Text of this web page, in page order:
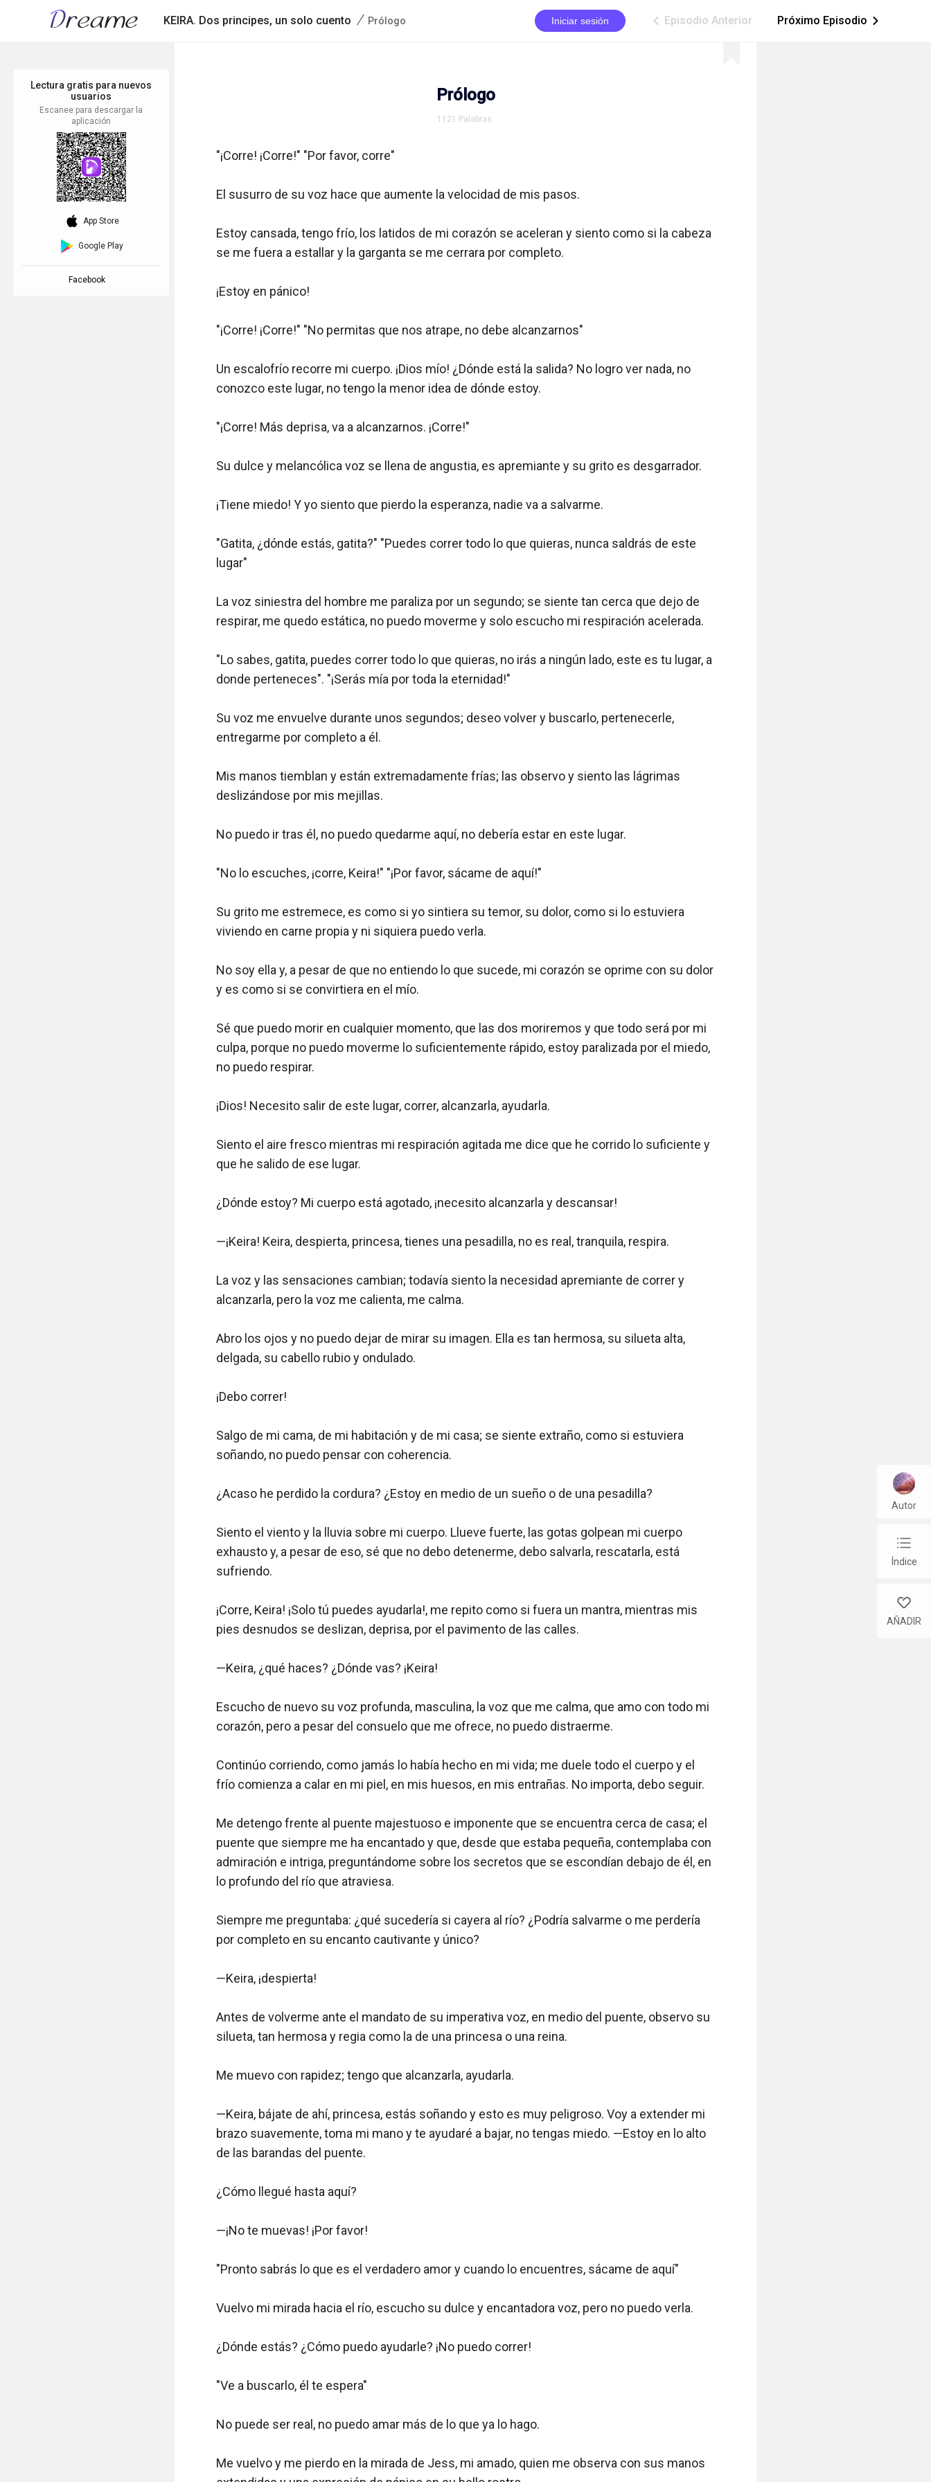
KEIRA. Dos principes, un solo cuento / Prólogo Iniciar sesión ic_arrow_left Episodio Anterior Próximo Episodio ic_arrow_right
Prólogo
1121 Palabras
"¡Corre! ¡Corre!" "Por favor, corre"
El susurro de su voz hace que aumente la velocidad de mis pasos.
Estoy cansada, tengo frío, los latidos de mi corazón se aceleran y siento como si la cabeza
se me fuera a estallar y la garganta se me cerrara por completo.
¡Estoy en pánico!
"¡Corre! ¡Corre!" "No permitas que nos atrape, no debe alcanzarnos"
Un escalofrío recorre mi cuerpo. ¡Dios mío! ¿Dónde está la salida? No logro ver nada, no
conozco este lugar, no tengo la menor idea de dónde estoy.
"¡Corre! Más deprisa, va a alcanzarnos. ¡Corre!"
Su dulce y melancólica voz se llena de angustia, es apremiante y su grito es desgarrador.
¡Tiene miedo! Y yo siento que pierdo la esperanza, nadie va a salvarme.
"Gatita, ¿dónde estás, gatita?" "Puedes correr todo lo que quieras, nunca saldrás de este
lugar"
La voz siniestra del hombre me paraliza por un segundo; se siente tan cerca que dejo de
respirar, me quedo estática, no puedo moverme y solo escucho mi respiración acelerada.
"Lo sabes, gatita, puedes correr todo lo que quieras, no irás a ningún lado, este es tu lugar, a
donde perteneces". "¡Serás mía por toda la eternidad!"
Su voz me envuelve durante unos segundos; deseo volver y buscarlo, pertenecerle,
entregarme por completo a él.
Mis manos tiemblan y están extremadamente frías; las observo y siento las lágrimas
deslizándose por mis mejillas.
No puedo ir tras él, no puedo quedarme aquí, no debería estar en este lugar.
"No lo escuches, ¡corre, Keira!" "¡Por favor, sácame de aquí!"
Su grito me estremece, es como si yo sintiera su temor, su dolor, como si lo estuviera
viviendo en carne propia y ni siquiera puedo verla.
No soy ella y, a pesar de que no entiendo lo que sucede, mi corazón se oprime con su dolor
y es como si se convirtiera en el mío.
Sé que puedo morir en cualquier momento, que las dos moriremos y que todo será por mi
culpa, porque no puedo moverme lo suficientemente rápido, estoy paralizada por el miedo,
no puedo respirar.
¡Dios! Necesito salir de este lugar, correr, alcanzarla, ayudarla.
Siento el aire fresco mientras mi respiración agitada me dice que he corrido lo suficiente y
que he salido de ese lugar.
¿Dónde estoy? Mi cuerpo está agotado, ¡necesito alcanzarla y descansar!
—¡Keira! Keira, despierta, princesa, tienes una pesadilla, no es real, tranquila, respira.
La voz y las sensaciones cambian; todavía siento la necesidad apremiante de correr y
alcanzarla, pero la voz me calienta, me calma.
Abro los ojos y no puedo dejar de mirar su imagen. Ella es tan hermosa, su silueta alta,
delgada, su cabello rubio y ondulado.
¡Debo correr!
Salgo de mi cama, de mi habitación y de mi casa; se siente extraño, como si estuviera
soñando, no puedo pensar con coherencia.
¿Acaso he perdido la cordura? ¿Estoy en medio de un sueño o de una pesadilla?
Siento el viento y la lluvia sobre mi cuerpo. Llueve fuerte, las gotas golpean mi cuerpo
exhausto y, a pesar de eso, sé que no debo detenerme, debo salvarla, rescatarla, está
sufriendo.
¡Corre, Keira! ¡Solo tú puedes ayudarla!, me repito como si fuera un mantra, mientras mis
pies desnudos se deslizan, deprisa, por el pavimento de las calles.
—Keira, ¿qué haces? ¿Dónde vas? ¡Keira!
Escucho de nuevo su voz profunda, masculina, la voz que me calma, que amo con todo mi
corazón, pero a pesar del consuelo que me ofrece, no puedo distraerme.
Continúo corriendo, como jamás lo había hecho en mi vida; me duele todo el cuerpo y el
frío comienza a calar en mi piel, en mis huesos, en mis entrañas. No importa, debo seguir.
Me detengo frente al puente majestuoso e imponente que se encuentra cerca de casa; el
puente que siempre me ha encantado y que, desde que estaba pequeña, contemplaba con
admiración e intriga, preguntándome sobre los secretos que se escondían debajo de él, en
lo profundo del río que atraviesa.
Siempre me preguntaba: ¿qué sucedería si cayera al río? ¿Podría salvarme o me perdería
por completo en su encanto cautivante y único?
—Keira, ¡despierta!
Antes de volverme ante el mandato de su imperativa voz, en medio del puente, observo su
silueta, tan hermosa y regia como la de una princesa o una reina.
Me muevo con rapidez; tengo que alcanzarla, ayudarla.
—Keira, bájate de ahí, princesa, estás soñando y esto es muy peligroso. Voy a extender mi
brazo suavemente, toma mi mano y te ayudaré a bajar, no tengas miedo. —Estoy en lo alto
de las barandas del puente.
¿Cómo llegué hasta aquí?
—¡No te muevas! ¡Por favor!
"Pronto sabrás lo que es el verdadero amor y cuando lo encuentres, sácame de aquí"
Vuelvo mi mirada hacia el río, escucho su dulce y encantadora voz, pero no puedo verla.
¿Dónde estás? ¿Cómo puedo ayudarle? ¡No puedo correr!
"Ve a buscarlo, él te espera"
No puede ser real, no puedo amar más de lo que ya lo hago.
Me vuelvo y me pierdo en la mirada de Jess, mi amado, quien me observa con sus manos
Lectura gratis para nuevos
usuarios
Escanee para descargar la
aplicación
download_ios App Store
Google Play
Facebook
Autor
chap_list
Índice
like
AÑADIR